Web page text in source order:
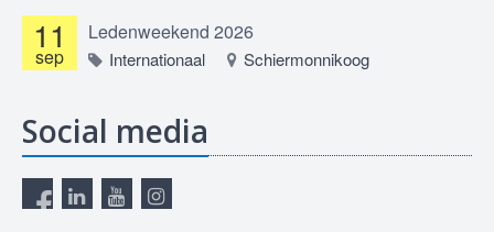
11
sep
Ledenweekend 2026
Internationaal Schiermonnikoog
Social media